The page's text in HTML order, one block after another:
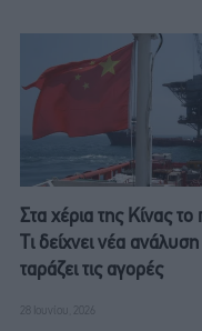
Στα χέρια της Κίνας το
Τι δείχνει νέα
ταράζει τις αγορές
28 Ιουνίου, 2026